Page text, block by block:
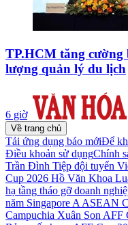
TP.HCM tăng cường
lượng quản lý du lịch
6 giờ
Về trang chủ
Tải ứng dụng báo mớiĐể
Điều khoản sử dụngChính
Trần Đình Tiệp đội tuyển
Cup 2026 Hồ Văn Khoa
hạ tầng tháo gỡ doanh
năm Singapore A ASEAN
Campuchia Xuân Son AFF